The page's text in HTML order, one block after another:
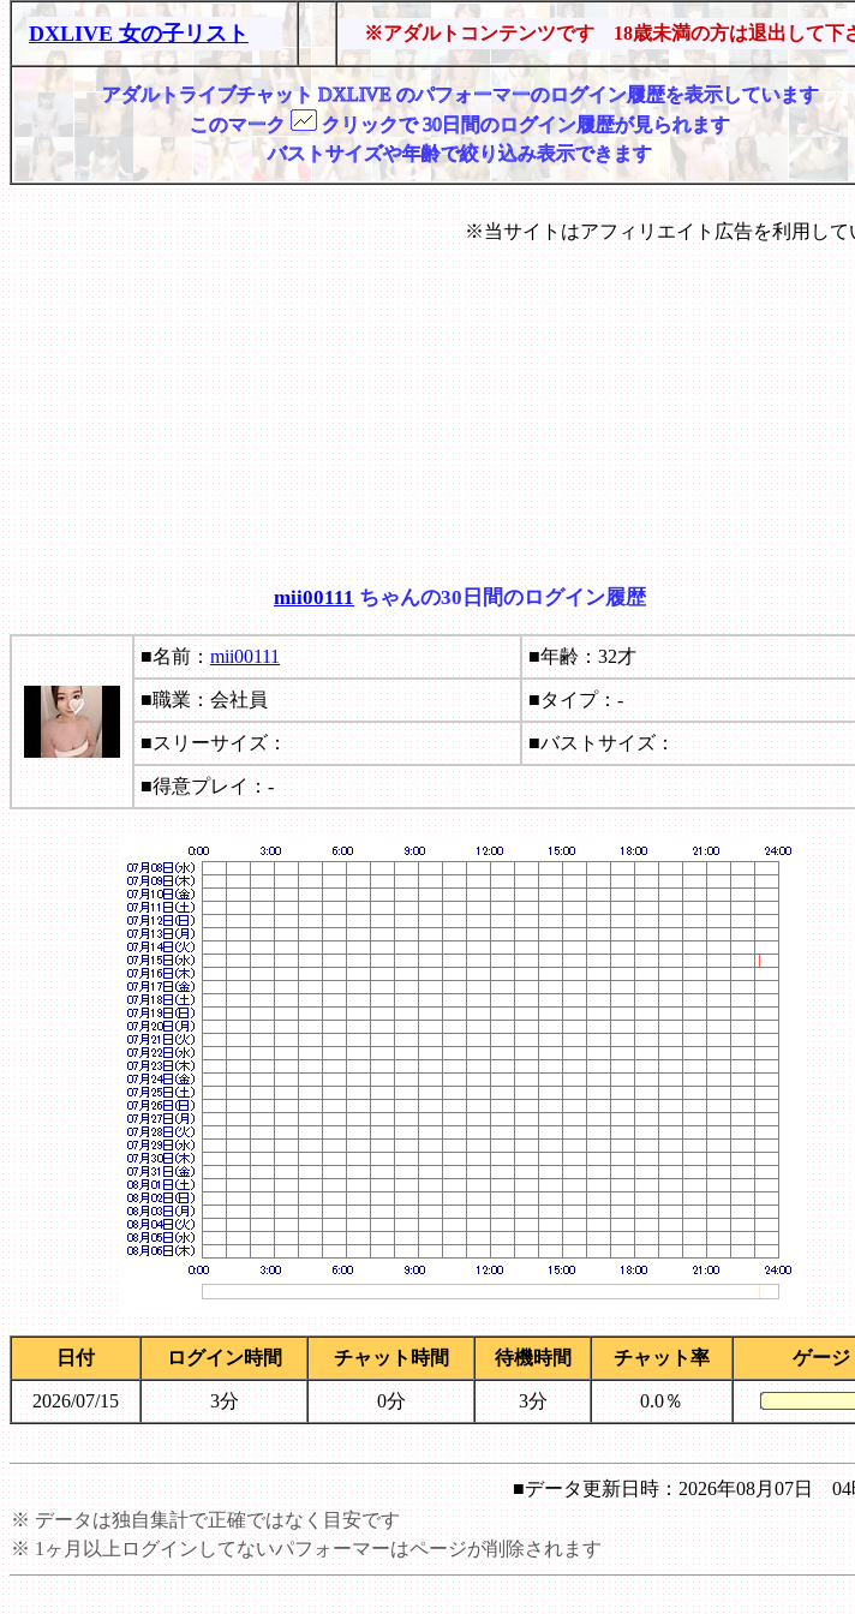
DXLIVE 女の子リスト ※アダルトコンテンツです 18歳未満の方は退出して下
アダルトライブチャット DXLIVE のパフォーマーのログイン履歴を表示しています
このマーク
クリックで 30日間のログイン履歴が見られます
バストサイズや年齢で絞り込み表示できます
※当サイトはアフィリエイト広告を利用して
mii00111ちゃんの30日間のログイン履歴
■名前：mii00111 ■年齢：32才
■職業：会社員 ■タイプ：-
■スリーサイズ： ■バストサイズ：
■得意プレイ：-
日付 ログイン時間 チャット時間 待機時間 チャット率 ゲージ
2026/07/15 3分 0分 3分 0.0％
■データ更新日時：2026年08月07日 04
※ データは独自集計で正確ではなく目安です
※ 1ヶ月以上ログインしてないパフォーマーはページが削除されます